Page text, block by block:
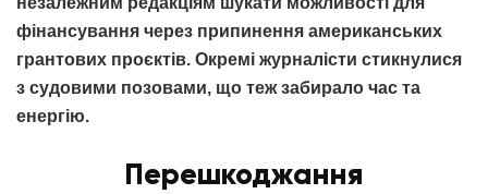
фінансування через припинення американських
грантових проєктів. Окремі журналісти стикнулися
з судовими позовами, що теж забирало час та
енергію.
Перешкоджання